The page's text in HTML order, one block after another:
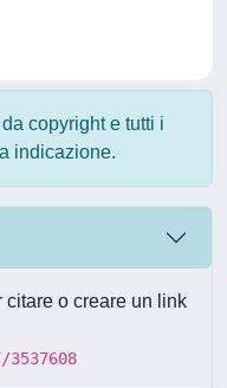
copyright e tutti i
indicazione.
o creare un link